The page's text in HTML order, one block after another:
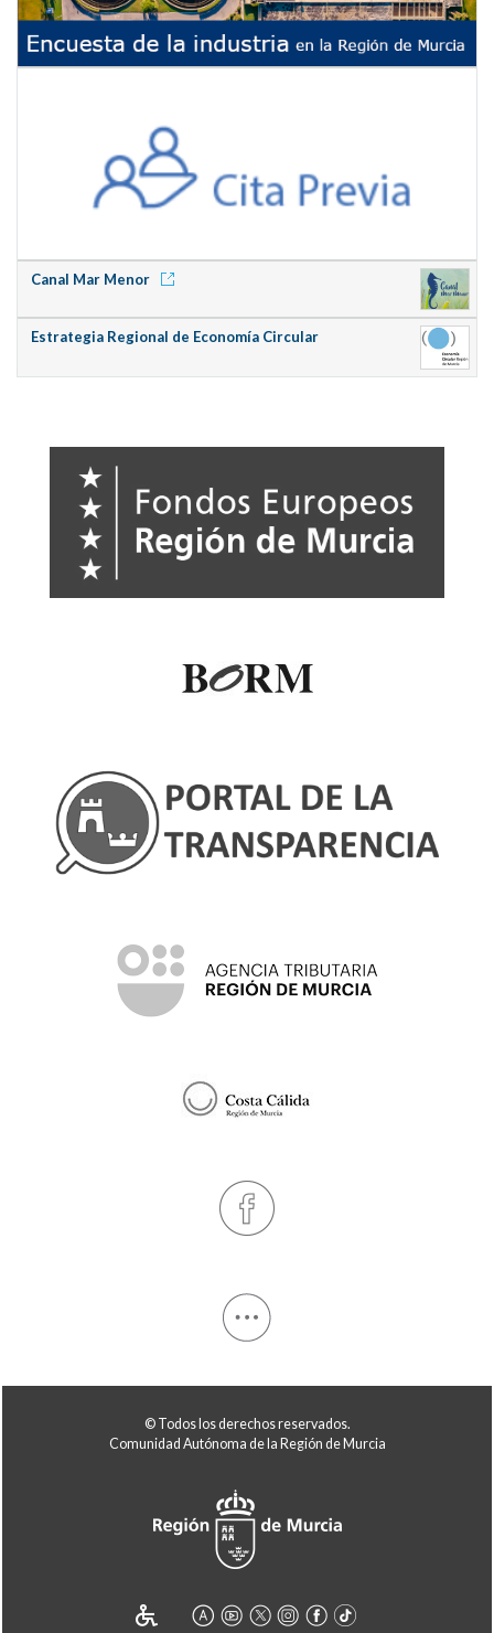
Canal Mar Menor
Estrategia Regional de Economía Circular
© Todos los derechos reservados.
Comunidad Autónoma de la Región de Murcia